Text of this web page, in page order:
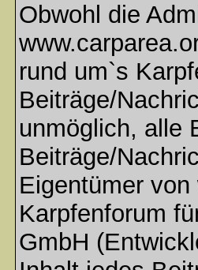
Obwohl die
rund um`s
Beiträge/
unmöglich, alle
Beiträge/
Eigentümer
Karpfenforum
GmbH